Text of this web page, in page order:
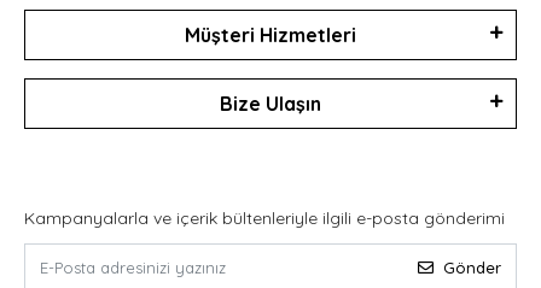
Müşteri Hizmetleri
Bize Ulaşın
Kampanyalarla ve içerik bültenleriyle ilgili e-posta gönderimi
Gönder